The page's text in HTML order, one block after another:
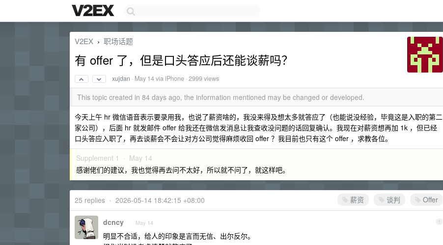
V2EX › 职场话题
有 offer 了，但是口头答应后还能谈薪吗？
xujdan · May 14via iPhone · 2999 views
This topic created in 84 days ago, the information mentioned may be changed or developed.
今天上午 hr 微信语音表示要录用我，也说了薪资啥的，我没来得及想太多就答应了（也能说没经验，毕竟这是入职的第二
家公司），后面 hr 就发邮件 offer 给我还在微信发消息让我查收没问题的话回复确认。我现在对薪资想再加 1k ，但已经
口头答应入职了，再去谈薪会不会让对方公司觉得麻烦收回 offer ？我目前也只有这个 offer ，求教各位。
Supplement 1 · May 14
感谢佬们的建议，我也觉得再去问不太好，所以就不问了，就这样吧。
薪资 谈判 Offer
25 replies • 2026-05-14 18:42:15 +08:00
1
dcncy May 14
明显不合适，给人的印象是言而无信、出尔反尔。